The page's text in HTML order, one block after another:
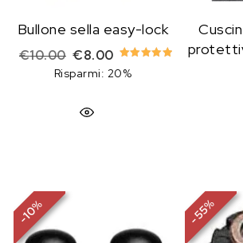
Bullone sella easy-lock
€10.00 Il prezzo originale era:
€8.00Il prezzo attuale è:
Risparmi: 20%
-
10
%
-
55
%